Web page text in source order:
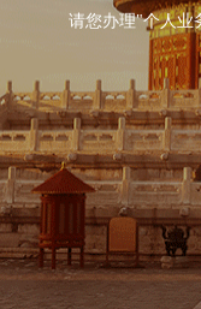
请您办理"个人业